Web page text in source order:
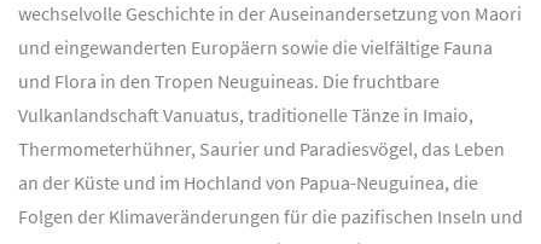
wechselvolle Geschichte in der Auseinandersetzung von Maori
und eingewanderten Europäern sowie die vielfältige Fauna
und Flora in den Tropen Neuguineas. Die fruchtbare
Vulkanlandschaft Vanuatus, traditionelle Tänze in Imaio,
Thermometerhühner, Saurier und Paradiesvögel, das Leben
an der Küste und im Hochland von Papua-Neuguinea, die
Folgen der Klimaveränderungen für die pazifischen Inseln und